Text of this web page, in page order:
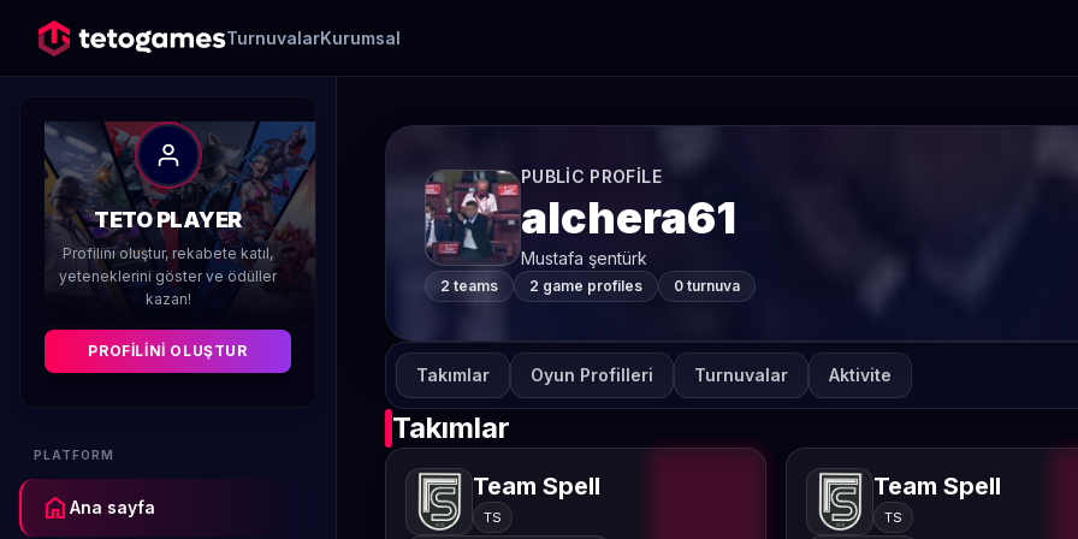
TurnuvalarKurumsal
TETO PLAYER
Profilini oluştur, rekabete katıl,
yeteneklerini göster ve ödüller
kazan!
PROFILINI OLUŞTUR
PLATFORM
home Ana sayfa
PUBLIC PROFILE
alchera61
Mustafa şentürk
2 teams 2 game profiles 0 turnuva
Takımlar Oyun Profilleri Turnuvalar Aktivite
Takımlar
Team Spell
TS
Team Spell
TS